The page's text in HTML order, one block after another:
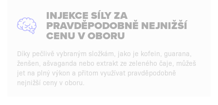
INJEKCE SÍLY ZA
PRAVDĚPODOBNĚ NEJNIŽŠÍ
CENU V OBORU
Díky pečlivě vybraným složkám, jako je kofein, guarana,
ženšen, ašvaganda nebo extrakt ze zeleného čaje, můžeš
jet na plný výkon a přitom využívat pravděpodobně
nejnižší ceny v oboru.